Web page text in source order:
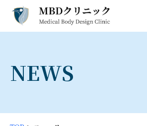
NEWS